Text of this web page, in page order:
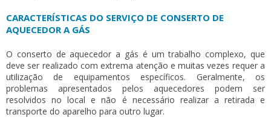
CARACTERÍSTICAS DO SERVIÇO DE CONSERTO DE
AQUECEDOR A GÁS
O conserto de aquecedor a gás é um trabalho complexo, que
deve ser realizado com extrema atenção e muitas vezes requer a
utilização de equipamentos específicos. Geralmente, os
problemas apresentados pelos aquecedores podem ser
resolvidos no local e não é necessário realizar a retirada e
transporte do aparelho para outro lugar.